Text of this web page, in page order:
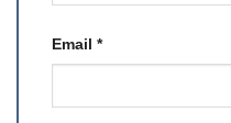
Email *